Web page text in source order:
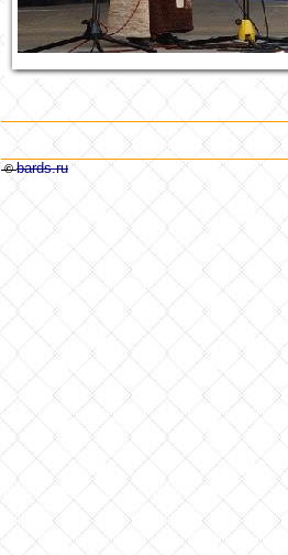
©bards.ru